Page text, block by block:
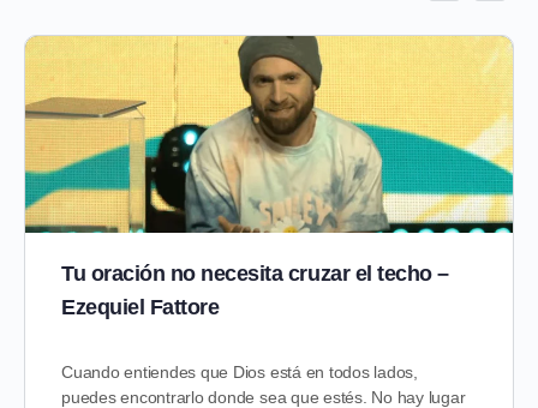
Tu oración no necesita cruzar el techo –
Ezequiel Fattore
Cuando entiendes que Dios está en todos lados,
puedes encontrarlo donde sea que estés. No hay lugar